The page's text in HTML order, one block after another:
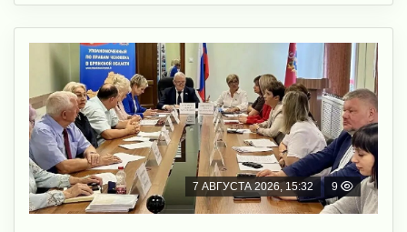
7 АВГУСТА 2026, 15:32 9